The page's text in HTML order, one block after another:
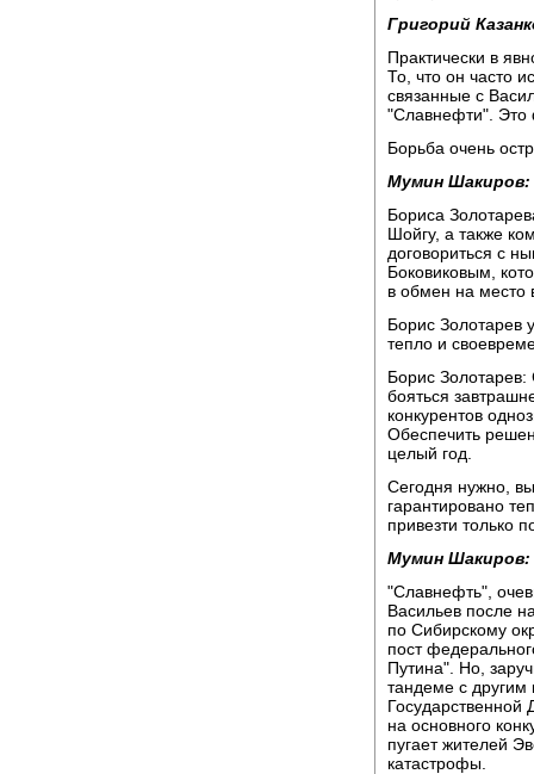
Григорий
Практически в
То, что он часто
связанные с
"Славнефти". Это
Борьба очень
Мумин Шакиров:
Бориса
Шойгу, а также
договориться с
Боковиковым,
в обмен на место
Борис Золотарев
тепло и
Борис
бояться
конкурентов
Обеспечить
целый год.
Сегодня нужно,
гарантировано
привезти только
Мумин Шакиров:
"Славнефть",
Васильев после
по Сибирскому
пост
Путина". Но,
тандеме с другим
на основного
пугает жителей
катастрофы.